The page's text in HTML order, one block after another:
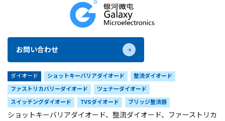
お問い合わせ
ダイオード ショットキーバリアダイオード
整流ダイオード
ファストリカバリーダイオード
ツェナーダイオード
スイッチングダイオード
TVSダイオード ブリッジ整流器
ショットキーバリアダイオード、整流ダイオード、ファーストリカ